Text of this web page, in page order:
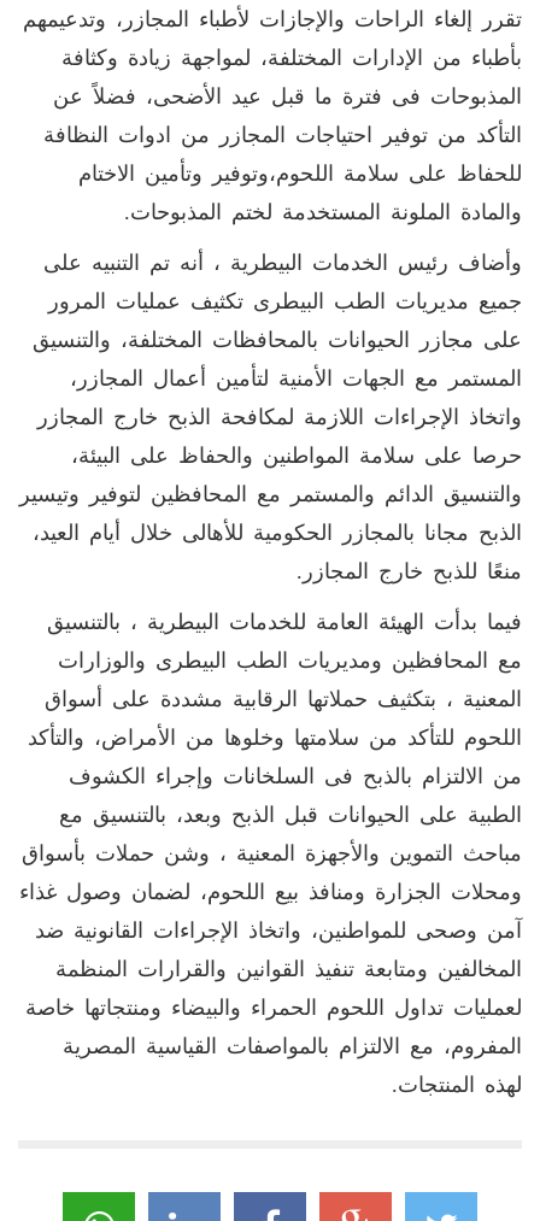
تقرر إلغاء الراحات والإجازات لأطباء المجازر، وتدعيمهم
بأطباء من الإدارات المختلفة، لمواجهة زيادة وكثافة
المذبوحات فى فترة ما قبل عيد الأضحى، فضلاً عن
التأكد من توفير احتياجات المجازر من ادوات النظافة
للحفاظ على سلامة اللحوم،وتوفير وتأمين الاختام
والمادة الملونة المستخدمة لختم المذبوحات.
وأضاف رئيس الخدمات البيطرية ، أنه تم التنبيه على
جميع مديريات الطب البيطرى تكثيف عمليات المرور
على مجازر الحيوانات بالمحافظات المختلفة، والتنسيق
المستمر مع الجهات الأمنية لتأمين أعمال المجازر،
واتخاذ الإجراءات اللازمة لمكافحة الذبح خارج المجازر
حرصا على سلامة المواطنين والحفاظ على البيئة،
والتنسيق الدائم والمستمر مع المحافظين لتوفير وتيسير
الذبح مجانا بالمجازر الحكومية للأهالى خلال أيام العيد،
منعًا للذبح خارج المجازر.
فيما بدأت الهيئة العامة للخدمات البيطرية ، بالتنسيق
مع المحافظين ومديريات الطب البيطرى والوزارات
المعنية ، بتكثيف حملاتها الرقابية مشددة على أسواق
اللحوم للتأكد من سلامتها وخلوها من الأمراض، والتأكد
من الالتزام بالذبح فى السلخانات وإجراء الكشوف
الطبية على الحيوانات قبل الذبح وبعد، بالتنسيق مع
مباحث التموين والأجهزة المعنية ، وشن حملات بأسواق
ومحلات الجزارة ومنافذ بيع اللحوم، لضمان وصول غذاء
آمن وصحى للمواطنين، واتخاذ الإجراءات القانونية ضد
المخالفين ومتابعة تنفيذ القوانين والقرارات المنظمة
لعمليات تداول اللحوم الحمراء والبيضاء ومنتجاتها خاصة
المفروم، مع الالتزام بالمواصفات القياسية المصرية
لهذه المنتجات.